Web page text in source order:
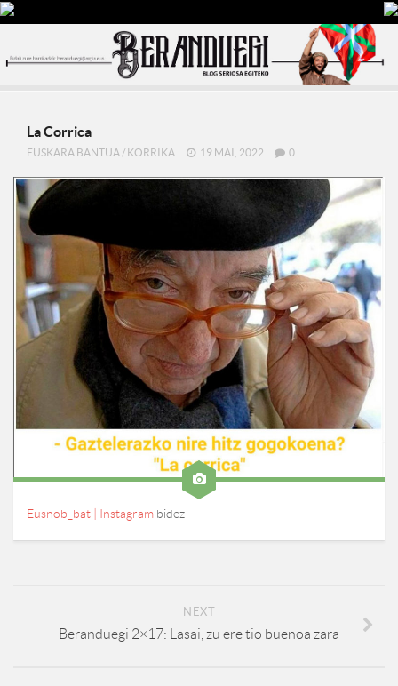
La Corrica
EUSKARA BANTUA / KORRIKA 19 MAI, 2022 0
Eusnob_bat | Instagram bidez
NEXT
Beranduegi 2×17: Lasai, zu ere tio buenoa zara